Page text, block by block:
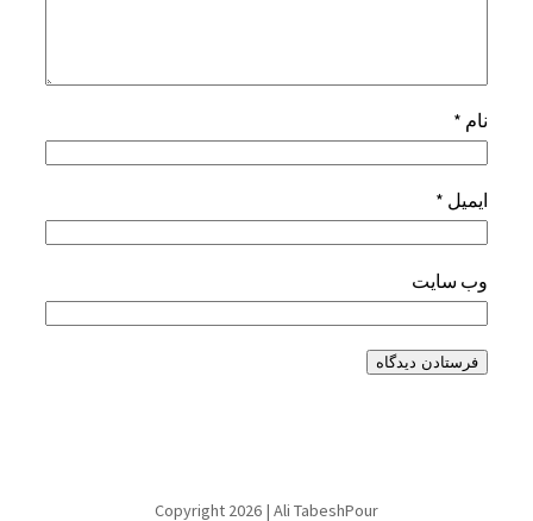
نام *
ایمیل *
وب‌ سایت
Copyright 2026 | Ali TabeshPour